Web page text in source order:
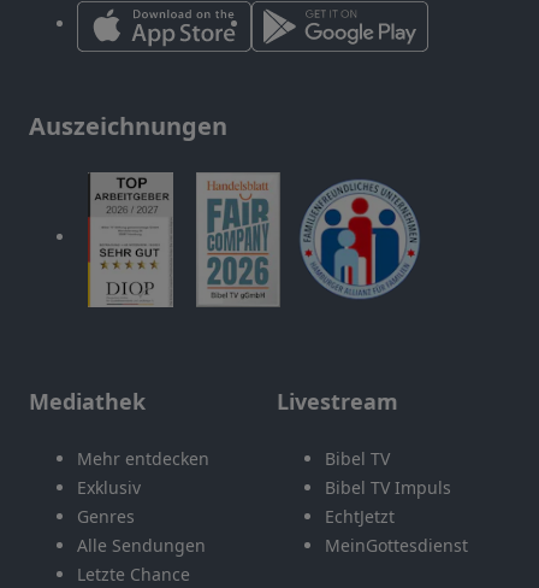
Auszeichnungen
Mediathek
Mehr entdecken
Exklusiv
Genres
Alle Sendungen
Letzte Chance
Livestream
Bibel TV
Bibel TV Impuls
EchtJetzt
MeinGottesdienst